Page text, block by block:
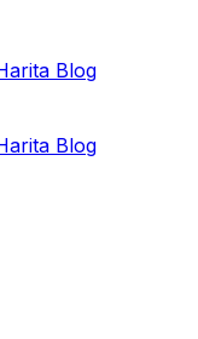
Blog
Blog